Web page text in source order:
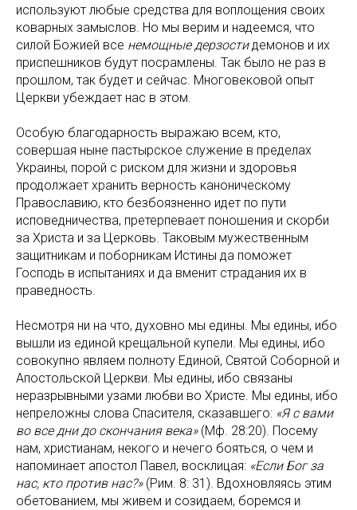
используют любые средства для воплощения своих
коварных замыслов. Но мы верим и надеемся, что
силой Божией все немощные дерзостидемонов и их
приспешников будут посрамлены. Так было не раз в
прошлом, так будет и сейчас. Многовековой опыт
Церкви убеждает нас в этом.
Особую благодарность выражаю всем, кто,
совершая ныне пастырское служение в пределах
Украины, порой с риском для жизни и здоровья
продолжает хранить верность каноническому
Православию, кто безбоязненно идет по пути
исповедничества, претерпевает поношения и скорби
за Христа и за Церковь. Таковым мужественным
защитникам и поборникам Истины да поможет
Господь в испытаниях и да вменит страдания их в
праведность.
Несмотря ни на что, духовно мы едины. Мы едины, ибо
вышли из единой крещальной купели. Мы едины, ибо
совокупно являем полноту Единой, Святой Соборной и
Апостольской Церкви. Мы едины, ибо связаны
неразрывными узами любви во Христе. Мы едины, ибо
непреложны слова Спасителя, сказавшего: «Я с вами
во все дни до скончания века»(Мф. 28:20). Посему
нам, христианам, некого и нечего бояться, о чем и
напоминает апостол Павел, восклицая: «Если Бог за
нас, кто против нас?»(Рим. 8: 31). Вдохновляясь этим
обетованием, мы живем и созидаем, боремся и